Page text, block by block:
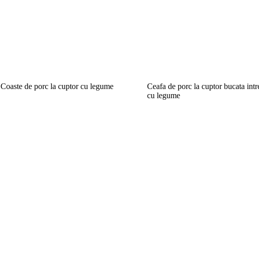
Coaste de porc la cuptor cu legume
Ceafa de porc la cuptor bucata
cu legume